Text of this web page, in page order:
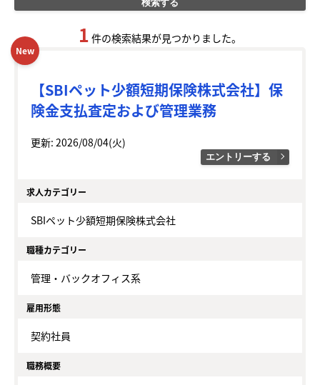
検索する
1 件の検索結果が見つかりました。
New
【SBIペット少額短期保険株式会社】保
険金支払査定および管理業務
更新: 2026/08/04(火)
エントリーする
求人カテゴリー
SBIペット少額短期保険株式会社
職種カテゴリー
管理・バックオフィス系
雇用形態
契約社員
職務概要